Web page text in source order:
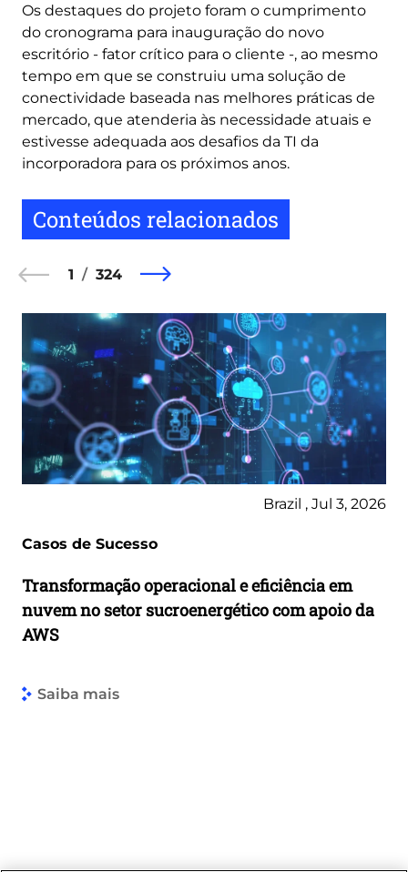
Os destaques do projeto foram o cumprimento
do cronograma para inauguração do novo
escritório - fator crítico para o cliente -, ao mesmo
tempo em que se construiu uma solução de
conectividade baseada nas melhores práticas de
mercado, que atenderia às necessidade atuais e
estivesse adequada aos desafios da TI da
incorporadora para os próximos anos.
Conteúdos relacionados
1 324
Brazil , Jul 3, 2026
Casos de Sucesso
Transformação operacional e eficiência em
nuvem no setor sucroenergético com apoio da
AWS
Saiba mais